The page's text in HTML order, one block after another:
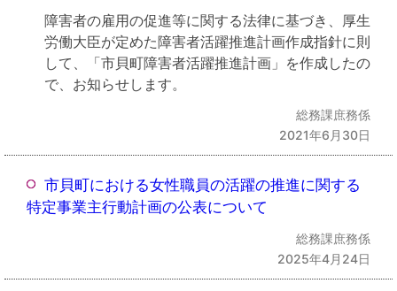
障害者の雇用の促進等に関する法律に基づき、厚生
労働大臣が定めた障害者活躍推進計画作成指針に則
して、「市貝町障害者活躍推進計画」を作成したの
で、お知らせします。
総務課庶務係
2021年6月30日
市貝町における女性職員の活躍の推進に関する
特定事業主行動計画の公表について
総務課庶務係
2025年4月24日